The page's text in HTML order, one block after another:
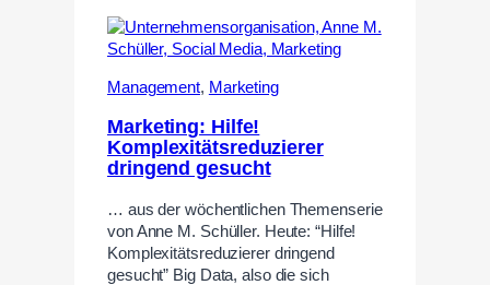
Management, Marketing
Marketing: Hilfe!
Komplexitätsreduzierer
dringend gesucht
… aus der wöchentlichen Themenserie
von Anne M. Schüller. Heute: “Hilfe!
Komplexitätsreduzierer dringend
gesucht” Big Data, also die sich